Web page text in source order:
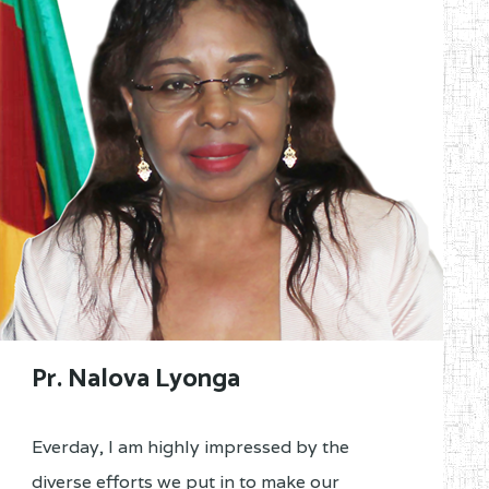
Pr. Nalova Lyonga
Everday, I am highly impressed by the
diverse efforts we put in to make our